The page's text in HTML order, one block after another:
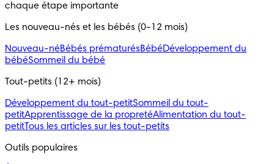
chaque étape importante
Les nouveau-nés et les bébés (0-12 mois)
Nouveau-néBébés prématurésBébéDéveloppement du
bébéSommeil du bébé
Tout-petits (12+ mois)
Développement du tout-petitSommeil du tout-
petitApprentissage de la propretéAlimentation du tout-
petitTous les articles sur les tout-petits
Outils populaires